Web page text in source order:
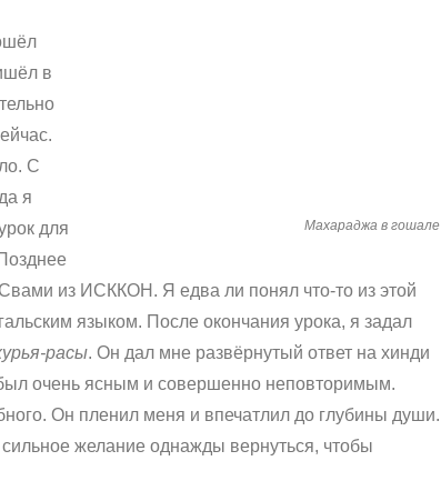
Махараджа в гошале
в
С
я
для
из ИСККОН. Я едва ли понял что-то из этой
языком. После окончания урока, я задал
расы. Он дал мне развёрнутый ответ на хинди
очень ясным и совершенно неповторимым.
Он пленил меня и впечатлил до глубины души.
желание однажды вернуться, чтобы